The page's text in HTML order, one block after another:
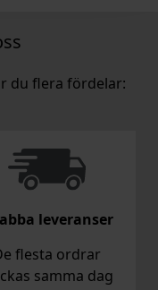
du flera fördelar:
leveranser
flesta ordrar
samma dag